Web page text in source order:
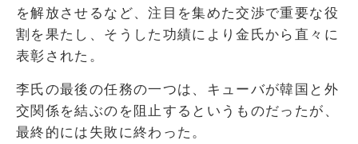
を解放させるなど、注目を集めた交渉で重要な役
割を果たし、そうした功績により金氏から直々に
表彰された。
李氏の最後の任務の一つは、キューバが韓国と外
交関係を結ぶのを阻止するというものだったが、
最終的には失敗に終わった。